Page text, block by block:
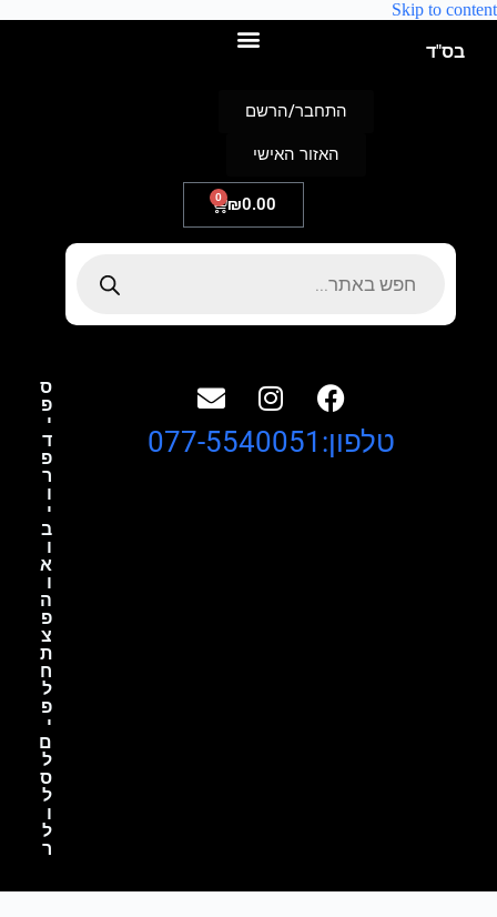
Skip to content
בס"ד
₪0.00
0
התחבר/הרשם
האזור האישי
ס
פ
י
ד
פ
ר
ו
י
ב
ו
א
ו
ה
פ
צ
ת
ח
ל
פ
י
ם
ל
ס
ל
ו
ל
ר
טלפון:077-5540051